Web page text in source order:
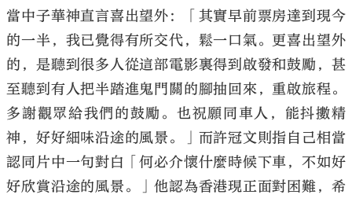
當中子華神直言喜出望外：「其實早前票房達到現今
的一半，我已覺得有所交代，鬆一口氣。更喜出望外
的，是聽到很多人從這部電影裏得到啟發和鼓勵，甚
至聽到有人把半踏進鬼門關的腳抽回來，重啟旅程。
多謝觀眾給我們的鼓勵。也祝願同車人，能抖擻精
神，好好細味沿途的風景。」而許冠文則指自己相當
認同片中一句對白「何必介懷什麼時候下車，不如好
好欣賞沿途的風景。」他認為香港現正面對困難，希